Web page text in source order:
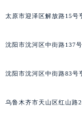
太原市迎泽区解放路15号
沈阳市沈河区中街路137
沈阳市沈河区中街路83号
乌鲁木齐市天山区红山路